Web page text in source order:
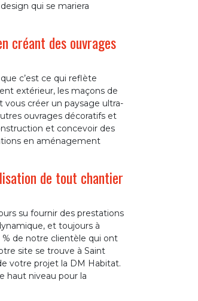
qui se mariera
créant des ouvrages
c’est ce qui reflète
extérieur, les maçons de
créer un paysage ultra-
ouvrages décoratifs et
et concevoir des
en aménagement
de tout chantier
su fournir des prestations
et toujours à
% de notre clientèle qui ont
site se trouve à Saint
votre projet la DM Habitat.
haut niveau pour la